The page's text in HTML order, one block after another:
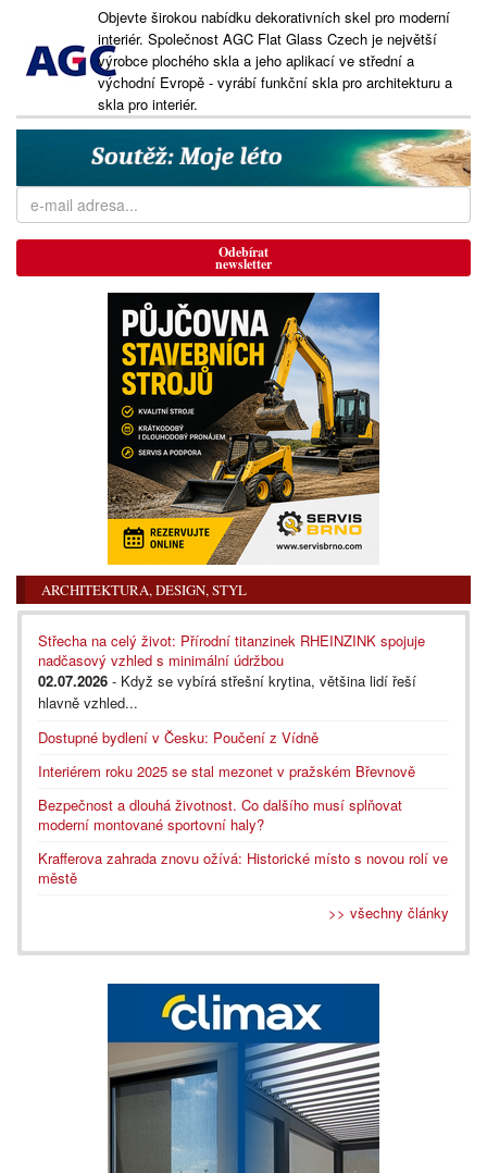
Objevte širokou nabídku dekorativních skel pro moderní
interiér. Společnost AGC Flat Glass Czech je největší
výrobce plochého skla a jeho aplikací ve střední a
východní Evropě - vyrábí funkční skla pro architekturu a
skla pro interiér.
Odebírat
newsletter
ARCHITEKTURA, DESIGN, STYL
Střecha na celý život: Přírodní titanzinek RHEINZINK spojuje
nadčasový vzhled s minimální údržbou
02.07.2026 - Když se vybírá střešní krytina, většina lidí řeší
hlavně vzhled...
Dostupné bydlení v Česku: Poučení z Vídně
Interiérem roku 2025 se stal mezonet v pražském Břevnově
Bezpečnost a dlouhá životnost. Co dalšího musí splňovat
moderní montované sportovní haly?
Krafferova zahrada znovu ožívá: Historické místo s novou rolí ve
městě
>> všechny články